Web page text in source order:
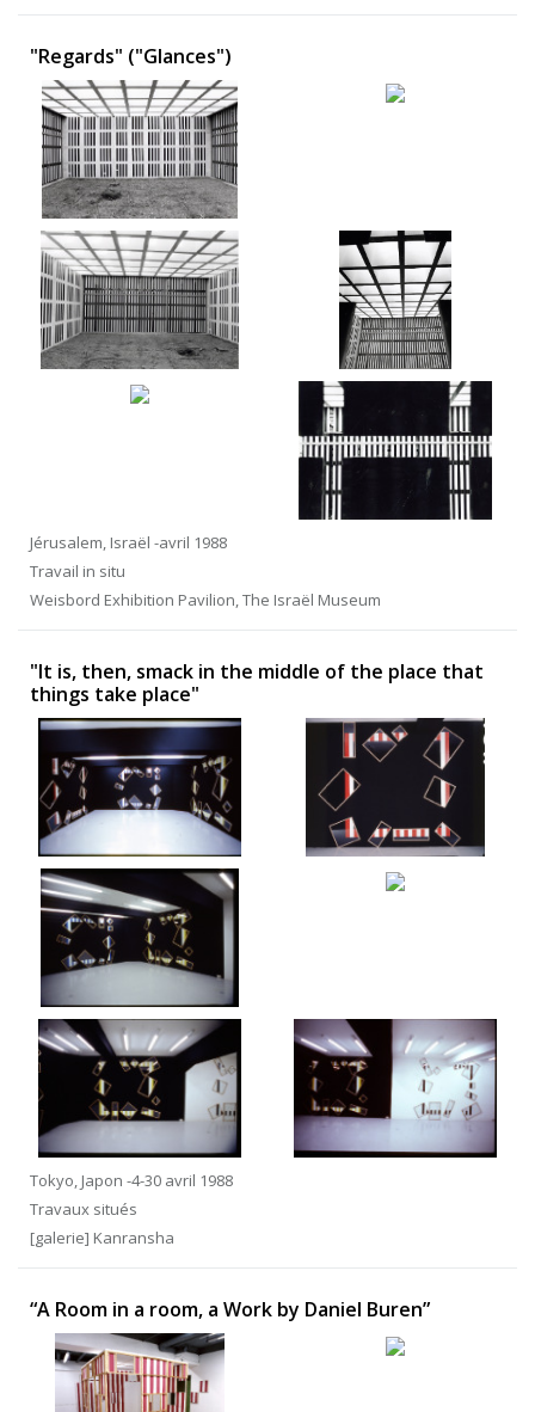
"Regards" ("Glances")
Jérusalem, Israël -avril 1988
Travail in situ
Weisbord Exhibition Pavilion, The Israël Museum
"It is, then, smack in the middle of the place that
things take place"
Tokyo, Japon -4-30 avril 1988
Travaux situés
[galerie] Kanransha
“A Room in a room, a Work by Daniel Buren”